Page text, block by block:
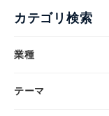
カテゴリ検索
業種
テーマ